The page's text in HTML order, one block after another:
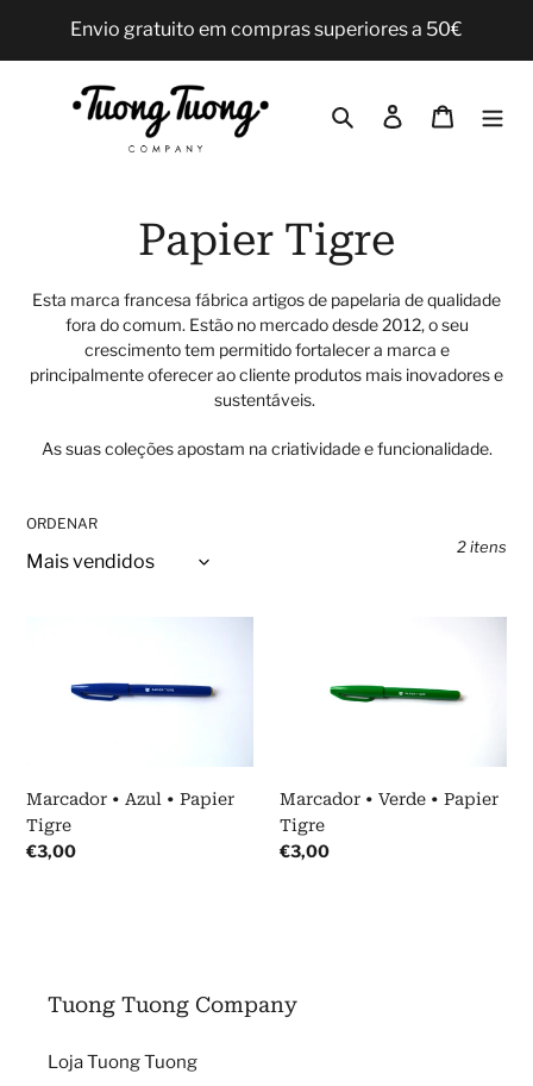
o
Conteúdo
Envio gratuito em compras superiores a 50€
PesquisarIniciar sessão
Carrinho
C
o
l
e
ç
o
Papier Tigre
Esta marca francesa fábrica artigos de papelaria de qualidade
fora do comum. Estão no mercado desde 2012, o seu
crescimento tem permitido fortalecer a marca e
principalmente oferecer ao cliente produtos mais inovadores e
sustentáveis.
As suas coleções apostam na criatividade e funcionalidade.
ORDENAR
2 itens
Marcador • Azul • Papier
Tigre
Preço
€3,00
Marcador • Verde • Papier
Tigre
Preço
€3,00
Tuong Tuong Company
Loja Tuong Tuong